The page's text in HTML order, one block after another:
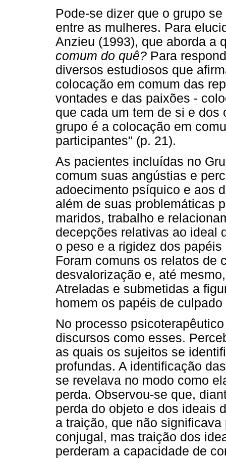
Pode-se dizer que o grupo
entre as mulheres. Para
Anzieu (1993), que aborda a
comum do quê? Para
diversos estudiosos que
colocação em comum das
vontades e das paixões -
que cada um tem de si e dos
grupo é a colocação em
participantes" (p. 21).
As pacientes incluídas no
comum suas angústias e
adoecimento psíquico e aos
além de suas problemáticas
maridos, trabalho e
decepções relativas ao ideal
o peso e a rigidez dos
Foram comuns os relatos de
desvalorização e, até
Atreladas e submetidas a
homem os papéis de
No processo
discursos como esses.
as quais os sujeitos se
profundas. A identificação
se revelava no modo como
perda. Observou-se que,
perda do objeto e dos ideais
a traição, que não
conjugal, mas traição dos
perderam a capacidade de